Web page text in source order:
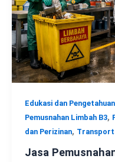
Edukasi dan
Pemusnahan Limbah B3,
dan Perizinan,
Jasa